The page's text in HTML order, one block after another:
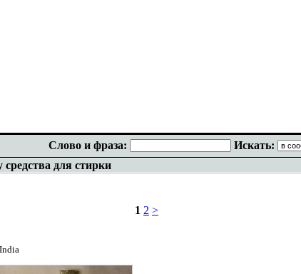
Слово и фраза: Искать:
для стирки
1 2 >